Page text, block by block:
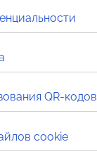
QR-кодов
cookie